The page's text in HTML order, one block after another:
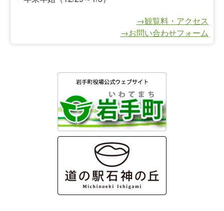
→観覧料・アクセス
→お問い合わせフォーム